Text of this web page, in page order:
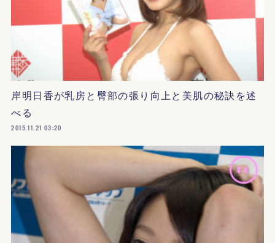
岸明日香が乳房と臀部の張り向上と美肌の秘訣を述
べる
2015.11.21 03:20